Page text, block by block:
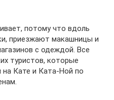
потому что вдоль
приезжают макашницы и
с одеждой. Все
туристов, которые
на Кате и Ката-Ной по